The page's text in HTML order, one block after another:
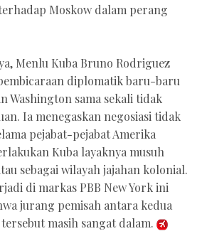
Moskow dalam perang
Menlu Kuba Bruno Rodriguez
diplomatik baru-baru
Washington sama sekali tidak
Ia menegaskan negosiasi tidak
pejabat-pejabat Amerika
Kuba layaknya musuh
sebagai wilayah jajahan kolonial.
di markas PBB New York ini
jurang pemisah antara kedua
masih sangat dalam.